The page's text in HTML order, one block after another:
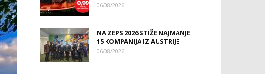
06/08/2026
NA ZEPS 2026 STIŽE NAJMANJE
15 KOMPANIJA IZ AUSTRIJE
06/08/2026